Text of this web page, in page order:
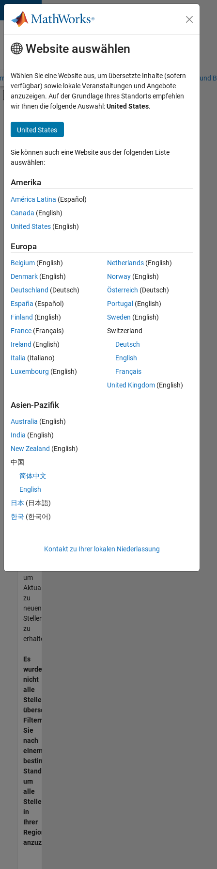
Weiter zum Inhalt
Karriere
bei
MathWorks
– Übersicht Stellensuche Niederlassungen Studierende und
Umschaltung für Off-Canvas-
Hauptinhalt
Programm für Berufseinsteiger (EDG)
Globalisierung
Information Technology
Infrastructure and Architecture
Software Process Engineering
Technical Writing
User Experience
Web Applications and Services
+7
Derzeit
es
keine
offenen
Stellen,
Ihren
Suchkriterien
entsprechen.
können
die
Suchkriterien
weiter
fassen
oder
alle
Stellenangebote
anzeigen .
noch
keine
offenen
Stellen
können,
die
Ihren
entsprechen,
werden
unseres
um
Aktualisierungen
zu
neuen
Stellenangeboten
zu
erhalten.
Es
wurden
nicht
alle
Stellen
übersetzt.
Filtern
Sie
nach
einem
bestimmten
Standort,
um
alle
Stellenangebote
in
Ihrer
Region
anzuzeigen.
Website auswählen
Wählen Sie eine Website aus, um übersetzte Inhalte (sofern
verfügbar) sowie lokale Veranstaltungen und Angebote
anzuzeigen. Auf der Grundlage Ihres Standorts empfehlen
wir Ihnen die folgende Auswahl:United States.
United States
Sie können auch eine Website aus der folgenden Liste
auswählen:
Amerika
América Latina (Español)
Canada (English)
United States (English)
Europa
Belgium (English)
Denmark (English)
Deutschland (Deutsch)
España (Español)
Finland (English)
France (Français)
Ireland (English)
Italia (Italiano)
Luxembourg (English)
Netherlands(English)
Norway(English)
Österreich (Deutsch)
Portugal (English)
Sweden (English)
Switzerland
Deutsch
English
Français
United Kingdom(English)
Asien-Pazifik
Australia (English)
India (English)
New Zealand (English)
中国
简体中文
English
日本 (日本語)
한국 (한국어)
Kontakt zu Ihrer lokalen Niederlassung